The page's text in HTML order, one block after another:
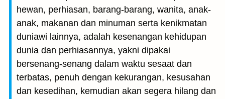
hewan, perhiasan, barang-barang, wanita, anak-
anak, makanan dan minuman serta kenikmatan
duniawi lainnya, adalah kesenangan kehidupan
dunia dan perhiasannya, yakni dipakai
bersenang-senang dalam waktu sesaat dan
terbatas, penuh dengan kekurangan, kesusahan
dan kesedihan, kemudian akan segera hilang dan